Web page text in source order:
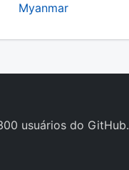
Myanmar
usuários do GitHub.